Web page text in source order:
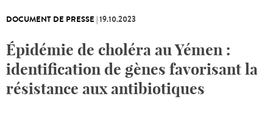
DOCUMENT DE PRESSE |19.10.2023
Épidémie de choléra au Yémen :
identification de gènes favorisant la
résistance aux antibiotiques